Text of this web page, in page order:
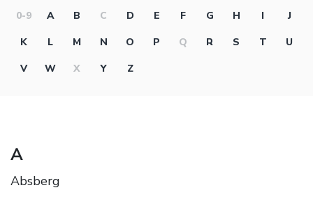
0-9 A B C D E F G H I
J
K
L M N O P Q R S T
U
V
W X Y Z
A
Absberg